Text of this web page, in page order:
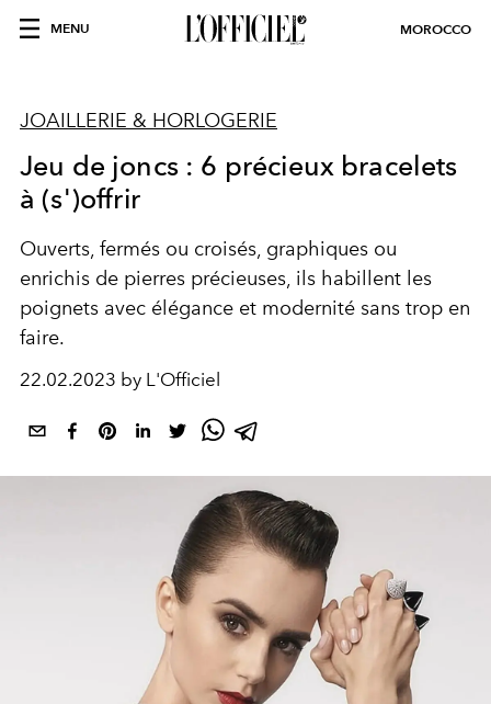
MENU MOROCCO
JOAILLERIE & HORLOGERIE
Jeu de joncs : 6 précieux bracelets
à (s')offrir
Ouverts, fermés ou croisés, graphiques ou
enrichis de pierres précieuses, ils habillent les
poignets avec élégance et modernité sans trop en
faire.
22.02.2023 by L'Officiel